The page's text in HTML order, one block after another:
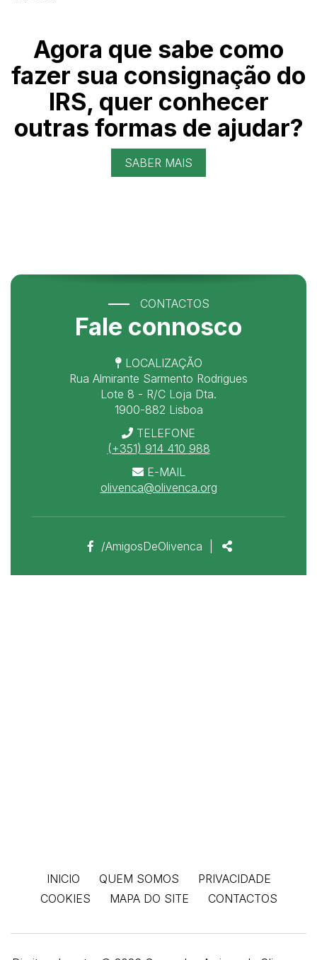
Agora que sabe como
fazer sua consignação do
IRS, quer conhecer
outras formas de ajudar?
SABER MAIS
CONTACTOS
Fale connosco
LOCALIZAÇÃO
Rua Almirante Sarmento Rodrigues
Lote 8 - R/C Loja Dta.
1900-882 Lisboa
TELEFONE
(+351) 914 410 988
E-MAIL
olivenca@olivenca.org
Link
a
/AmigosDeOlivenca
INICIO QUEM SOMOS
PRIVACIDADE
COOKIES
MAPA DO SITE CONTACTOS